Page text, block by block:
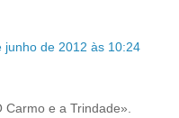
junho de 2012 às 10:24
e a Trindade».